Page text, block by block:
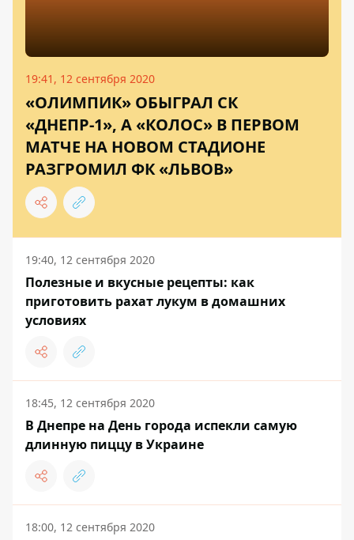
19:41, 12 сентября 2020
«ОЛИМПИК» ОБЫГРАЛ СК
«ДНЕПР-1», А «КОЛОС» В ПЕРВОМ
МАТЧЕ НА НОВОМ СТАДИОНЕ
РАЗГРОМИЛ ФК «ЛЬВОВ»
19:40, 12 сентября 2020
Полезные и вкусные рецепты: как
приготовить рахат лукум в домашних
условиях
18:45, 12 сентября 2020
В Днепре на День города испекли самую
длинную пиццу в Украине
18:00, 12 сентября 2020